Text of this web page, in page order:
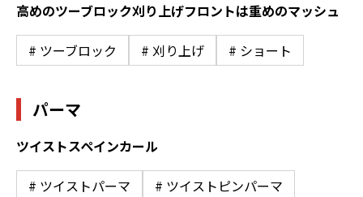
高めのツーブロック刈り上げフロントは重めのマッシュ
# ツーブロック # 刈り上げ # ショート
パーマ
ツイストスペインカール
# ツイストパーマ # ツイストピンパーマ